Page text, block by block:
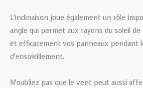
L’inclinaison joue également un rôle
angle qui permet aux rayons du soleil
et efficacement vos panneaux pendant
d’ensoleillement.
N’oubliez pas que le vent peut aussi